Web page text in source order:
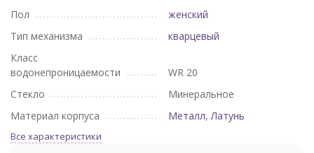
Пол
женский
Тип механизма
кварцевый
Класс
водонепроницаемости
WR 20
Стекло
Минеральное
Материал корпуса
Металл,Латунь
Все характеристики